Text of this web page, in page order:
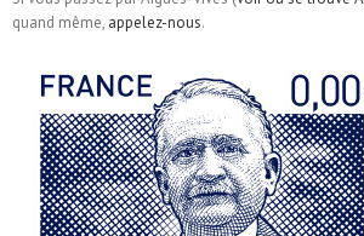
quand même, appelez-nous.